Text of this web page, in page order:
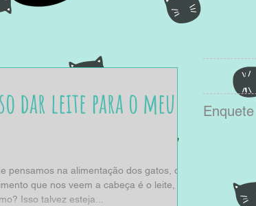
dar leite para o meu
pensamos na alimentação dos gatos, o
que nos veem a cabeça é o leite,
Isso talvez esteja...
Enquete